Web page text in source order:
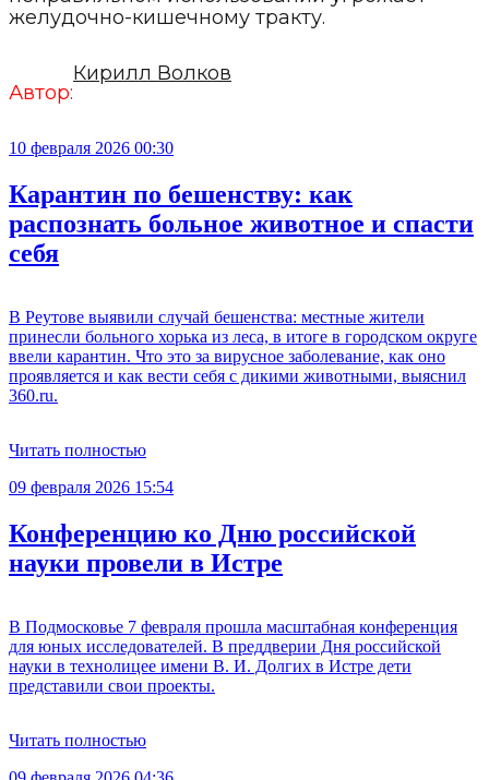
желудочно-кишечному тракту.
Автор:
Кирилл Волков
10 февраля 2026 00:30
Карантин по бешенству: как
распознать больное животное и спасти
себя
В Реутове выявили случай бешенства: местные жители
принесли больного хорька из леса, в итоге в городском округе
ввели карантин. Что это за вирусное заболевание, как оно
проявляется и как вести себя с дикими животными, выяснил
360.ru.
Читать полностью
09 февраля 2026 15:54
Конференцию ко Дню российской
науки провели в Истре
В Подмосковье 7 февраля прошла масштабная конференция
для юных исследователей. В преддверии Дня российской
науки в технолицее имени В. И. Долгих в Истре дети
представили свои проекты.
Читать полностью